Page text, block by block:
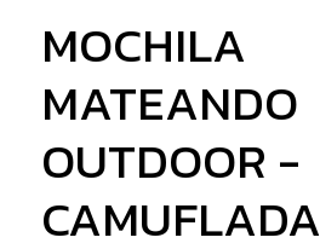
MOCHILA
MATEANDO
OUTDOOR -
CAMUFLADA